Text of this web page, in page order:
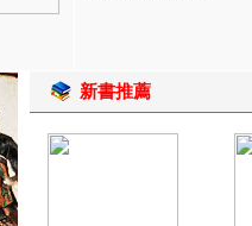
新書推薦